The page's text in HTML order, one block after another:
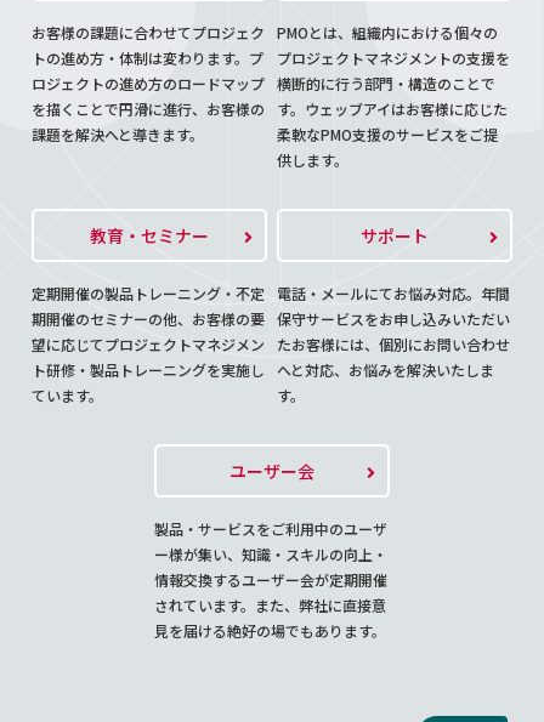
お客様の課題に合わせてプロジェク
トの進め方・体制は変わります。プ
ロジェクトの進め方のロードマップ
を描くことで円滑に進行、お客様の
課題を解決へと導きます。
PMOとは、組織内における個々の
プロジェクトマネジメントの支援を
横断的に行う部門・構造のことで
す。ウェッブアイはお客様に応じた
柔軟なPMO支援のサービスをご提
供します。
教育・セミナー
定期開催の製品トレーニング・不定
期開催のセミナーの他、お客様の要
望に応じてプロジェクトマネジメン
ト研修・製品トレーニングを実施し
ています。
サポート
電話・メールにてお悩み対応。年間
保守サービスをお申し込みいただい
たお客様には、個別にお問い合わせ
へと対応、お悩みを解決いたしま
す。
ユーザー会
製品・サービスをご利用中のユーザ
ー様が集い、知識・スキルの向上・
情報交換するユーザー会が定期開催
されています。また、弊社に直接意
見を届ける絶好の場でもあります。